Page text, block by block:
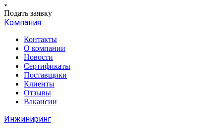
Подать заявку
Компания
Контакты
О компании
Новости
Сертификаты
Поставщики
Клиенты
Отзывы
Вакансии
Инжиниринг